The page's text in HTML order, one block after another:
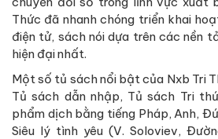
Thức đã nhanh chóng triển khai
điện tử, sách nói dựa trên các nền
hiện đại nhất.
Một số tủ sách nổi bật của Nxb Tri
Tủ sách dẫn nhập, Tủ sách Tri
phẩm dịch bằng tiếng Pháp, Anh,
Siêu lý tình yêu (V. Soloviev,